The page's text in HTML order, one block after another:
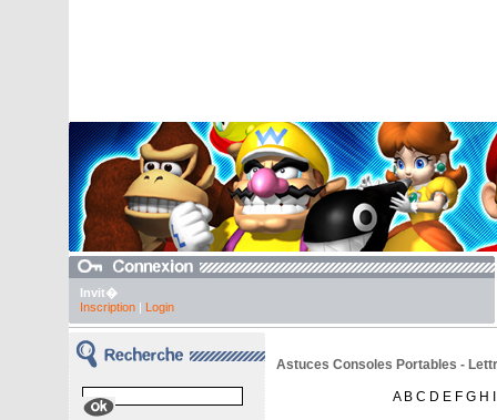
Invit�
Inscription| Login
Astuces Consoles Portables -
A B C D E F G H